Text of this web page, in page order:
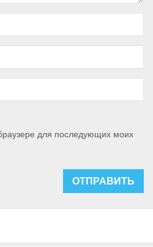
для последующих моих